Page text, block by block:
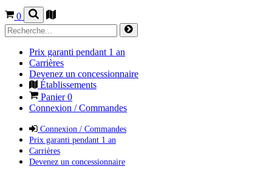
0
Prix garanti pendant 1 an
Carrières
Devenez un concessionnaire
Établissements
Panier0
Connexion / Commandes
Connexion / Commandes
Prix garanti pendant 1 an
Carrières
Devenez un concessionnaire